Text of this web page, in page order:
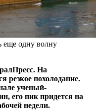
еще одну волну
На
резкое похолодание.
ученый-
его пик придется на
недели.